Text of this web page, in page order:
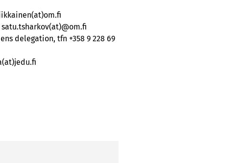
delegation, tfn +358 9 228 69